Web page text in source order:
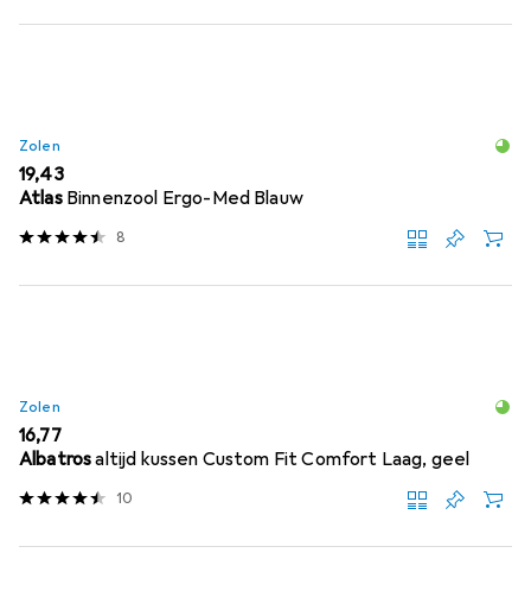
Zolen
EUR
19,43
Atlas Binnenzool Ergo-Med Blauw
8
Zolen
EUR
16,77
Albatrosaltijd kussen Custom Fit Comfort Laag, geel
10